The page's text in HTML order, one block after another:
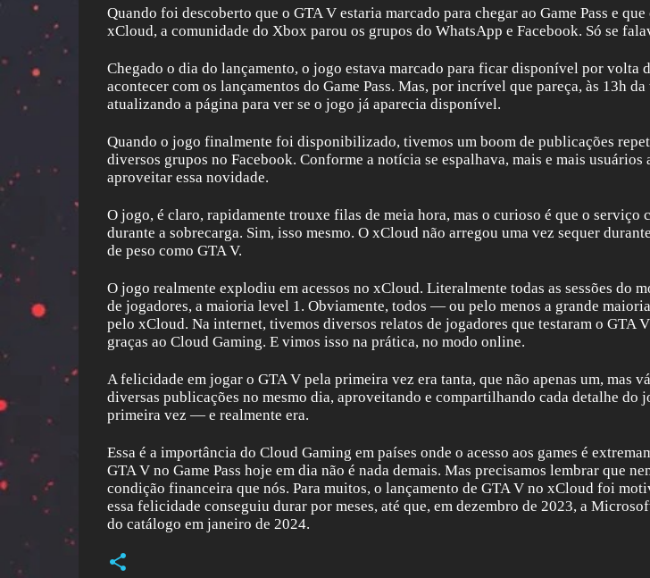
Quando foi descoberto que o GTA V estaria marcado para chegar ao Game Pass e
xCloud, a comunidade do Xbox parou os grupos do WhatsApp e Facebook. Só se
Chegado o dia do lançamento, o jogo estava marcado para ficar disponível por volta
acontecer com os lançamentos do Game Pass. Mas, por incrível que pareça, às 13h
atualizando a página para ver se o jogo já aparecia disponível.
Quando o jogo finalmente foi disponibilizado, tivemos um boom de publicações
diversos grupos no Facebook. Conforme a notícia se espalhava, mais e mais
aproveitar essa novidade.
O jogo, é claro, rapidamente trouxe filas de meia hora, mas o curioso é que o serviço
durante a sobrecarga. Sim, isso mesmo. O xCloud não arregou uma vez sequer
de peso como GTA V.
O jogo realmente explodiu em acessos no xCloud. Literalmente todas as sessões do
de jogadores, a maioria level 1. Obviamente, todos — ou pelo menos a grande
pelo xCloud. Na internet, tivemos diversos relatos de jogadores que testaram o GTA
graças ao Cloud Gaming. E vimos isso na prática, no modo online.
A felicidade em jogar o GTA V pela primeira vez era tanta, que não apenas um, mas
diversas publicações no mesmo dia, aproveitando e compartilhando cada detalhe do
primeira vez — e realmente era.
Essa é a importância do Cloud Gaming em países onde o acesso aos games é
GTA V no Game Pass hoje em dia não é nada demais. Mas precisamos lembrar que
condição financeira que nós. Para muitos, o lançamento de GTA V no xCloud foi
essa felicidade conseguiu durar por meses, até que, em dezembro de 2023, a
do catálogo em janeiro de 2024.